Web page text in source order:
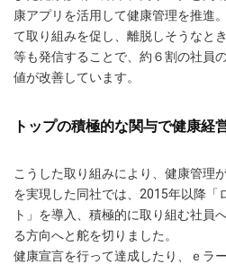
康アプリを活用して健康管理を推進
て取り組みを促し、離脱しそうなと
等も発信することで、約６割の社員
値が改善しています。
トップの積極的な関与で健康経
こうした取り組みにより、健康管理
を実現した同社では、2015年以降「
ト」を導入、積極的に取り組む社員
る方向へと舵を切りました。
健康宣言を行って達成したり、ｅラ